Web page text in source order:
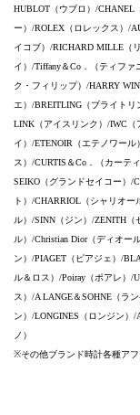
HUBLOT（ウブロ）/CHANEL
ー）/ROLEX（ロレックス）/
イコブ）/RICHARD MILLE（
イ）/Tiffany＆Co．（ティファ
ク・フィリップ）/HARRY
エ）/BREITLING（ブライト
LINK（アイスリンク）/IWC（
イ）/ETENOIR（エテノワー
ス）/CURTIS＆Co．（カーテ
SEIKO（グランドセイコー）/
ト）/CHARRIOL（シャリオ
ル）/SINN（ジン）/ZENITH（
ル）/Christian Dior（ディオー
ン）/PIAGET（ピアジェ）/
ル＆ロス）/Poiray（ポアレ）/
ス）/A LANGE＆SOHNE（ラ
ン）/LONGINES（ロンジン）
ノ）
※その他ブランド時計各種アフ